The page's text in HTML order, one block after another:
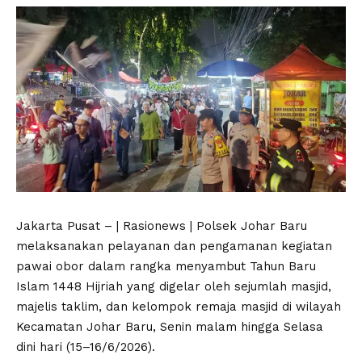
Jakarta Pusat – | Rasionews | Polsek Johar Baru
melaksanakan pelayanan dan pengamanan kegiatan
pawai obor dalam rangka menyambut Tahun Baru
Islam 1448 Hijriah yang digelar oleh sejumlah masjid,
majelis taklim, dan kelompok remaja masjid di wilayah
Kecamatan Johar Baru, Senin malam hingga Selasa
dini hari (15–16/6/2026).